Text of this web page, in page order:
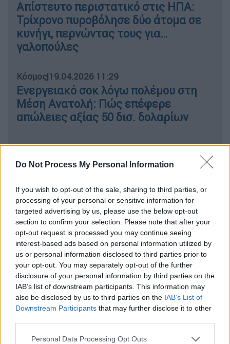
Do Not Process My Personal Information
If you wish to opt-out of the sale, sharing to third parties, or
processing of your personal or sensitive information for
targeted advertising by us, please use the below opt-out
section to confirm your selection. Please note that after your
opt-out request is processed you may continue seeing
interest-based ads based on personal information utilized by
us or personal information disclosed to third parties prior to
your opt-out. You may separately opt-out of the further
disclosure of your personal information by third parties on the
IAB’s list of downstream participants. This information may
also be disclosed by us to third parties on the IAB’s List of
Downstream Participants that may further disclose it to other
Please note that this website/app uses one or more Google
Personal Data Processing Opt Outs
Απίστευτο περιστατικό στις ΗΠΑ:
Τρίχρονο πυροβόλησε δύο άτομα σε
κυνήγι, περνώντας τους για…
γαλοπούλες
Κόσμος|19.04.2026 11:29
Ενεργειακό σοκ λόγω πολέμου στη
Μέση Ανατολή: Πώς επέφερε
απώλειες αξίας 50 δισ. δολαρίων
Σε ερώτηση γιατο ενδεχόμενο πρόωρων
«έχουμε μπροστά μας αρκετές
πρωτοβουλίες, τις οποίες έχουμε την
υποχρέωση να προχωρήσουμε μπροστά».
Συγκεκριμένα, αναφέρθηκε στη διαχείριση
της κρίσης, στηνΣυνταγματική αναθεώρηση
που είναι μια ευκαιρία για μια πιο αξιόπιστη
πολιτική στην Ελλάδα, σε κρίσιμα
νομοσχέδια όπως ο Κώδικας Αυτοδιοίκησης,
η μεταφορά τωνπολεοδομιών στο
Κτηματολόγιο,το εθνικό απολυτήριο. «Και
φυσικά το καλοκαίρι θα έχουμε και το
κλείσιμο του Ταμείου Ανάκαμψης. Γίνεται